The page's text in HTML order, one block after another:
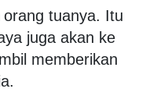
tuanya. Itu
juga akan ke
memberikan